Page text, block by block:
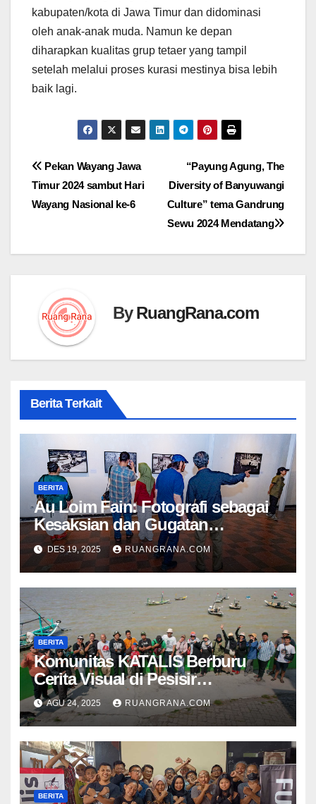
kabupaten/kota di Jawa Timur dan didominasi
oleh anak-anak muda. Namun ke depan
diharapkan kualitas grup tetaer yang tampil
setelah melalui proses kurasi mestinya bisa lebih
baik lagi.
Navigasi
pos
“Payung Agung, The
Diversity of Banyuwangi
Culture” tema Gandrung
Sewu 2024 Mendatang
Pekan Wayang Jawa
Timur 2024 sambut Hari
Wayang Nasional ke-6
ByRuangRana.com
Berita Terkait
BERITA
Au Loim Fain: Fotografi sebagai
Kesaksian dan Gugatan
Kemanusiaan
DES 19, 2025 RUANGRANA.COM
BERITA
Komunitas KATALIS Berburu
Cerita Visual di Pesisir
Nambangan
AGU 24, 2025 RUANGRANA.COM
BERITA